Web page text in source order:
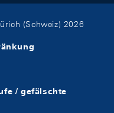
(Schweiz) 2026
/ gefälschte